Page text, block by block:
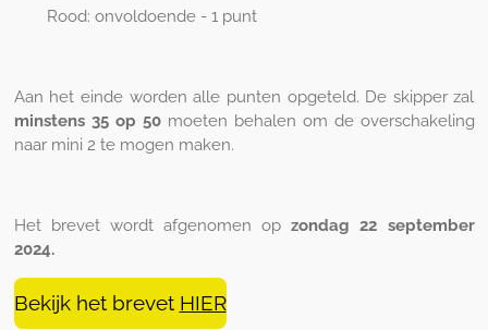
Rood: onvoldoende - 1 punt
Aan het einde worden alle punten opgeteld. De skipper zal
minstens 35 op 50moeten behalen om de overschakeling
naar mini 2 te mogen maken.
Het brevet wordt afgenomen opzondag 22 september
2024.
Bekijk het brevet HIER